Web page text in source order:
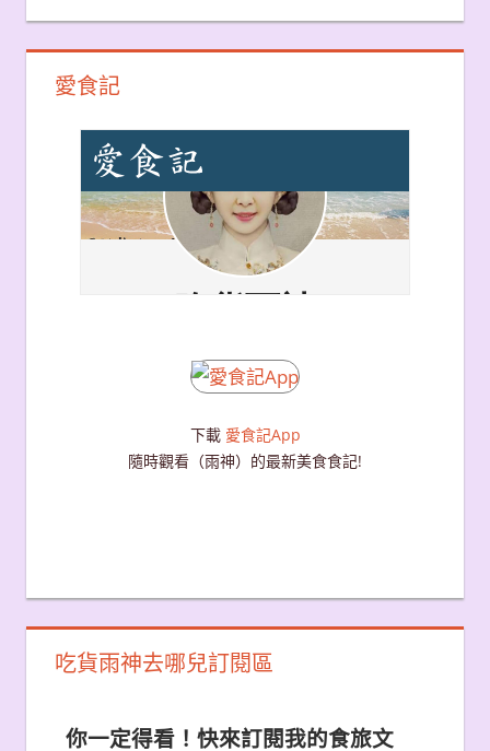
愛食記
下載 愛食記App
隨時觀看（雨神）的最新美食食記!
吃貨雨神去哪兒訂閱區
你一定得看！快來訂閱我的食旅文